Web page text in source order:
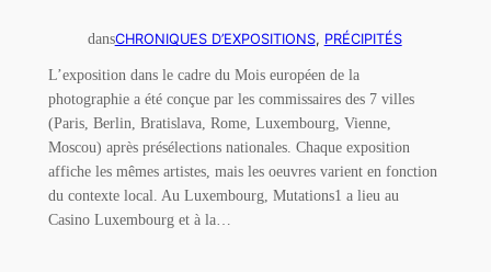
dansCHRONIQUES D’EXPOSITIONS, PRÉCIPITÉS
L’exposition dans le cadre du Mois européen de la
photographie a été conçue par les commissaires des 7 villes
(Paris, Berlin, Bratislava, Rome, Luxembourg, Vienne,
Moscou) après présélections nationales. Chaque exposition
affiche les mêmes artistes, mais les oeuvres varient en fonction
du contexte local. Au Luxembourg, Mutations1 a lieu au
Casino Luxembourg et à la…